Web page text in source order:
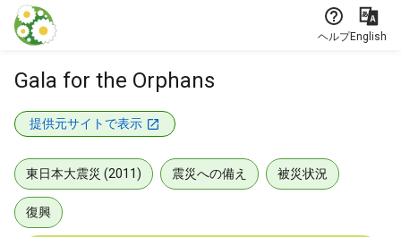
本文に飛ぶ
ヘルプEnglish
Gala for the Orphans
提供元サイトで表示
東日本大震災 (2011) 震災への備え 被災状況
復興